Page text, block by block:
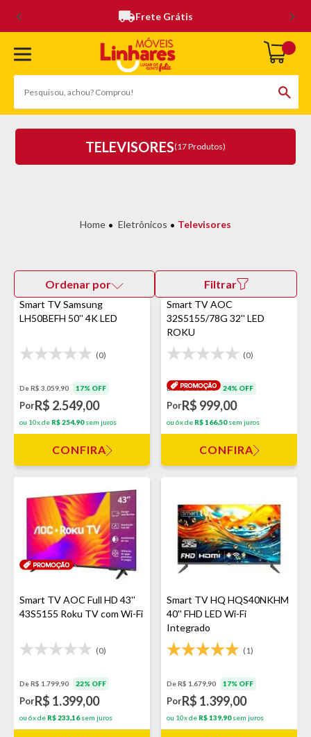
Frete Grátis
TELEVISORES(17 Produtos)
Eletrônicos Televisores
Ordenar por Filtrar
Smart TV Samsung
LH50BEFH 50'' 4K LED
(0)
De R$ 3.059,90 17% OFF
PorR$ 2.549,00
ou 10x de R$ 254,90sem juros
CONFIRA
Smart TV AOC
32S5155/78G 32'' LED
ROKU
(0)
De R$ 1.319,90 24% OFF
PorR$ 999,00
ou 6x de R$ 166,50sem juros
CONFIRA
Smart TV AOC Full HD 43''
43S5155 Roku TV com Wi-Fi
(0)
De R$ 1.799,90 22% OFF
PorR$ 1.399,00
ou 6x de R$ 233,16sem juros
Smart TV HQ HQS40NKHM
40'' FHD LED Wi-Fi
Integrado
(1)
De R$ 1.679,90 17% OFF
PorR$ 1.399,00
ou 10x de R$ 139,90sem juros